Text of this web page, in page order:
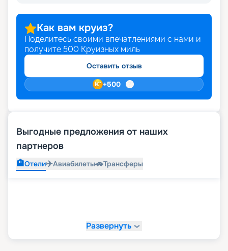
Как вам круиз?
Поделитесь своими впечатлениями с нами и
получите 500 Круизных миль
Оставить отзыв
+500
Выгодные предложения от наших
партнеров
🏨Отели✈️Авиабилеты🚗Трансферы
Развернуть